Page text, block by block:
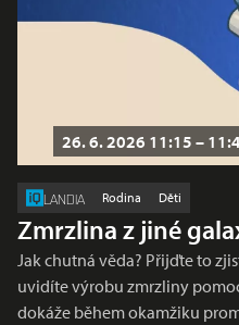
26. 6. 2026 11:15 –
LANDIA Rodina Děti
Zmrzlina z jiné
Jak chutná věda? Přijďte to
uvidíte výrobu zmrzliny
dokáže během okamžiku